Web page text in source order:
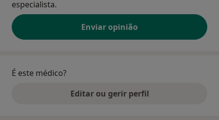
especialista.
Enviar opinião
É este médico?
Editar ou gerir perfil